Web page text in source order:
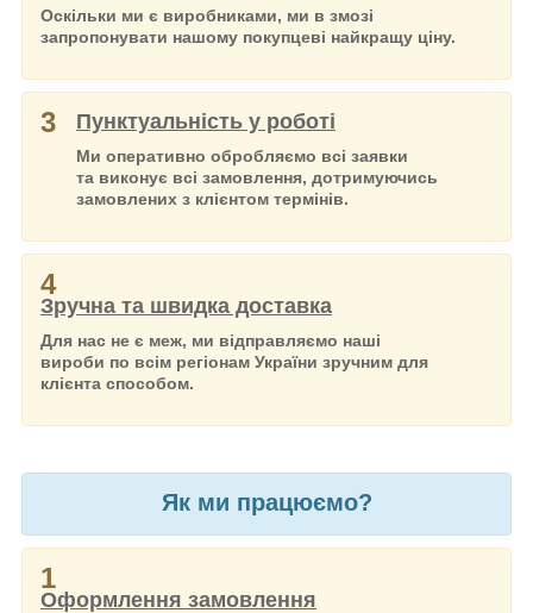
Оскільки ми є виробниками, ми в змозі
запропонувати нашому покупцеві найкращу ціну.
3 Пунктуальність у роботі
Ми оперативно обробляємо всі заявки
та виконує всі замовлення, дотримуючись
замовлених з клієнтом термінів.
4
Зручна та швидка доставка
Для нас не є меж, ми відправляємо наші
вироби по всім регіонам України зручним для
клієнта способом.
Як ми працюємо?
1
Оформлення замовлення